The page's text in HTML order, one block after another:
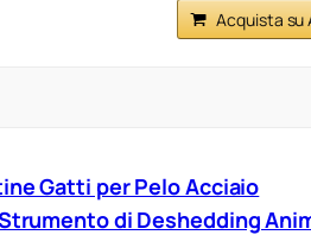
Acquista su
Gatti per Pelo Acciaio
di Deshedding